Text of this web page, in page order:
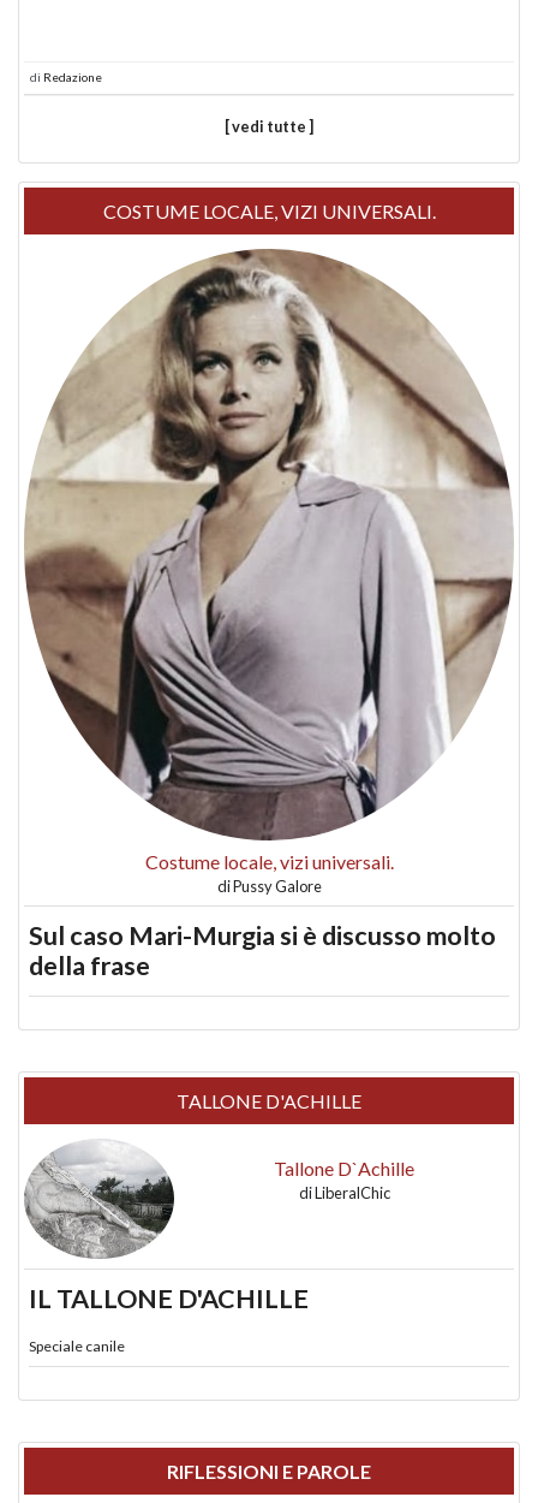
di Redazione
[ vedi tutte ]
COSTUME LOCALE, VIZI UNIVERSALI.
Costume locale, vizi universali.
diPussy Galore
Sul caso Mari-Murgia si è discusso molto
della frase
TALLONE D'ACHILLE
Tallone D`Achille
diLiberalChic
IL TALLONE D'ACHILLE
Speciale canile
RIFLESSIONI E PAROLE